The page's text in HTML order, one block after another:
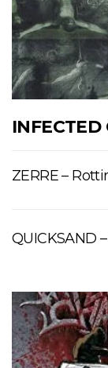
ZERRE –
QUICKSAND